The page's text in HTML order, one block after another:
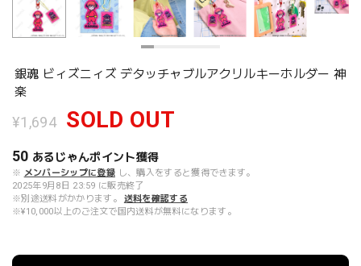
銀魂 ビィズニィズ デタッチャブルアクリルキーホルダー 神
楽
¥1,694 SOLD OUT
50 あるじゃんポイント獲得
※ メンバーシップに登録 し、購入をすると獲得できます。
2025年9月8日 23:59 に販売終了
※別途送料がかかります。
送料を確認する
※¥10,000以上のご注文で国内送料が無料になります。